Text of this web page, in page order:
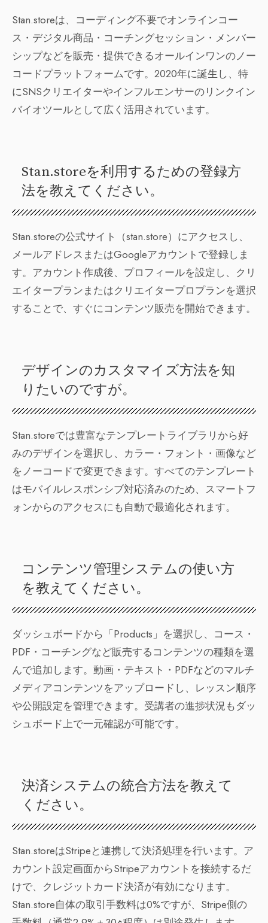
Stan.storeは、コーディング不要でオンラインコー
ス・デジタル商品・コーチングセッション・メンバー
シップなどを販売・提供できるオールインワンのノー
コードプラットフォームです。2020年に誕生し、特
にSNSクリエイターやインフルエンサーのリンクイン
バイオツールとして広く活用されています。
Stan.storeを利用するための登録方
法を教えてください。
Stan.storeの公式サイト（stan.store）にアクセスし、
メールアドレスまたはGoogleアカウントで登録しま
す。アカウント作成後、プロフィールを設定し、クリ
エイタープランまたはクリエイタープロプランを選択
することで、すぐにコンテンツ販売を開始できます。
デザインのカスタマイズ方法を知
りたいのですが。
Stan.storeでは豊富なテンプレートライブラリから好
みのデザインを選択し、カラー・フォント・画像など
をノーコードで変更できます。すべてのテンプレート
はモバイルレスポンシブ対応済みのため、スマートフ
ォンからのアクセスにも自動で最適化されます。
コンテンツ管理システムの使い方
を教えてください。
ダッシュボードから「Products」を選択し、コース・
PDF・コーチングなど販売するコンテンツの種類を選
んで追加します。動画・テキスト・PDFなどのマルチ
メディアコンテンツをアップロードし、レッスン順序
や公開設定を管理できます。受講者の進捗状況もダッ
シュボード上で一元確認が可能です。
決済システムの統合方法を教えて
ください。
Stan.storeはStripeと連携して決済処理を行います。ア
カウント設定画面からStripeアカウントを接続するだ
けで、クレジットカード決済が有効になります。
Stan.store自体の取引手数料は0%ですが、Stripe側の